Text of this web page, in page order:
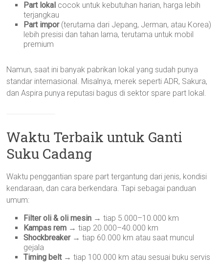
Part lokal cocok untuk kebutuhan harian, harga lebih
terjangkau
Part impor(terutama dari Jepang, Jerman, atau Korea)
lebih presisi dan tahan lama, terutama untuk mobil
premium
Namun, saat ini banyak pabrikan lokal yang sudah punya
standar internasional. Misalnya, merek seperti ADR, Sakura,
dan Aspira punya reputasi bagus di sektor spare part lokal.
Waktu Terbaik untuk Ganti
Suku Cadang
Waktu penggantian spare part tergantung dari jenis, kondisi
kendaraan, dan cara berkendara. Tapi sebagai panduan
umum:
Filter oli & oli mesin → tiap 5.000–10.000 km
Kampas rem → tiap 20.000–40.000 km
Shockbreaker→ tiap 60.000 km atau saat muncul
gejala
Timing belt→ tiap 100.000 km atau sesuai buku servis